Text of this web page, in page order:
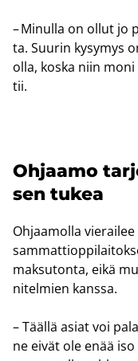
– Mi­nul­la on ollut jo
ta. Suu­rin ky­sy­mys
olla, koska niin
tii.
Oh­jaa­mo
sen tukea
Oh­jaa­mol­la
mak­su­ton­ta, eikä
ni­tel­mien kans­sa.
– Tääl­lä asiat voi
ne eivät ole enää